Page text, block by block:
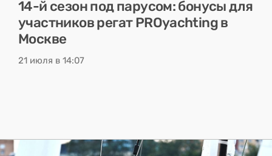
14-й сезон под парусом: бонусы для
участников регат PROyachting в
Москве
21 июля в 14:07